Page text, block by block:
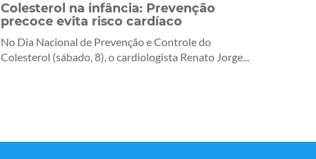
Colesterol na infância: Prevenção
precoce evita risco cardíaco
No Dia Nacional de Prevenção e Controle do
Colesterol (sábado, 8), o cardiologista Renato Jorge...